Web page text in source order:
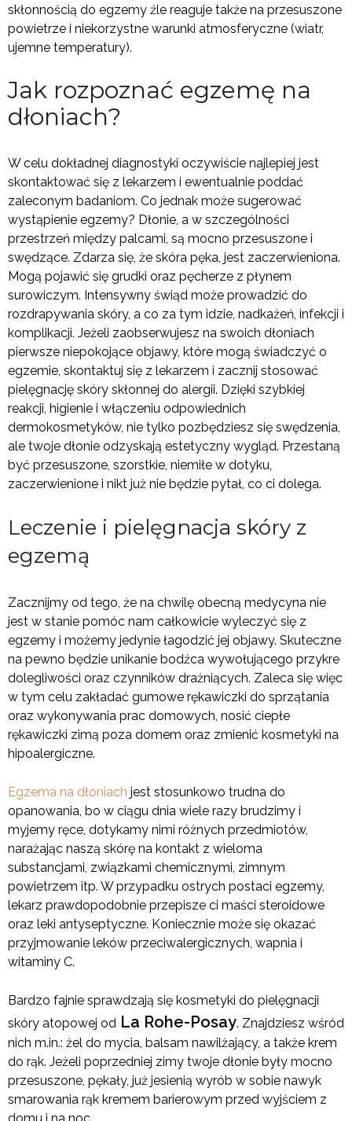
skłonnością do egzemy źle reaguje także na przesuszone
powietrze i niekorzystne warunki atmosferyczne (wiatr,
ujemne temperatury).
Jak rozpoznać egzemę na
dłoniach?
W celu dokładnej diagnostyki oczywiście najlepiej jest
skontaktować się z lekarzem i ewentualnie poddać
zaleconym badaniom. Co jednak może sugerować
wystąpienie egzemy? Dłonie, a w szczególności
przestrzeń między palcami, są mocno przesuszone i
swędzące. Zdarza się, że skóra pęka, jest zaczerwieniona.
Mogą pojawić się grudki oraz pęcherze z płynem
surowiczym. Intensywny świąd może prowadzić do
rozdrapywania skóry, a co za tym idzie, nadkażeń, infekcji i
komplikacji. Jeżeli zaobserwujesz na swoich dłoniach
pierwsze niepokojące objawy, które mogą świadczyć o
egzemie, skontaktuj się z lekarzem i zacznij stosować
pielęgnację skóry skłonnej do alergii. Dzięki szybkiej
reakcji, higienie i włączeniu odpowiednich
dermokosmetyków, nie tylko pozbędziesz się swędzenia,
ale twoje dłonie odzyskają estetyczny wygląd. Przestaną
być przesuszone, szorstkie, niemiłe w dotyku,
zaczerwienione i nikt już nie będzie pytał, co ci dolega.
Leczenie i pielęgnacja skóry z
egzemą
Zacznijmy od tego, że na chwilę obecną medycyna nie
jest w stanie pomóc nam całkowicie wyleczyć się z
egzemy i możemy jedynie łagodzić jej objawy. Skuteczne
na pewno będzie unikanie bodźca wywołującego przykre
dolegliwości oraz czynników drażniących. Zaleca się więc
w tym celu zakładać gumowe rękawiczki do sprzątania
oraz wykonywania prac domowych, nosić ciepłe
rękawiczki zimą poza domem oraz zmienić kosmetyki na
hipoalergiczne.
Egzema na dłoniach jest stosunkowo trudna do
opanowania, bo w ciągu dnia wiele razy brudzimy i
myjemy ręce, dotykamy nimi różnych przedmiotów,
narażając naszą skórę na kontakt z wieloma
substancjami, związkami chemicznymi, zimnym
powietrzem itp. W przypadku ostrych postaci egzemy,
lekarz prawdopodobnie przepisze ci maści steroidowe
oraz leki antyseptyczne. Koniecznie może się okazać
przyjmowanie leków przeciwalergicznych, wapnia i
witaminy C.
Bardzo fajnie sprawdzają się kosmetyki do pielęgnacji
skóry atopowej od La Rohe-Posay. Znajdziesz wśród
nich m.in.: żel do mycia, balsam nawilżający, a także krem
do rąk. Jeżeli poprzedniej zimy twoje dłonie były mocno
przesuszone, pękały, już jesienią wyrób w sobie nawyk
smarowania rąk kremem barierowym przed wyjściem z